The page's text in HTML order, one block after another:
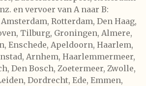
en vervoer van A naar B:
Rotterdam, Den Haag,
Tilburg, Groningen, Almere,
Enschede, Apeldoorn, Haarlem,
Arnhem, Haarlemmermeer,
Den Bosch, Zoetermeer, Zwolle,
Dordrecht, Ede, Emmen,